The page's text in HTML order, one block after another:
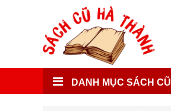
DANH MỤC SÁCH CŨ